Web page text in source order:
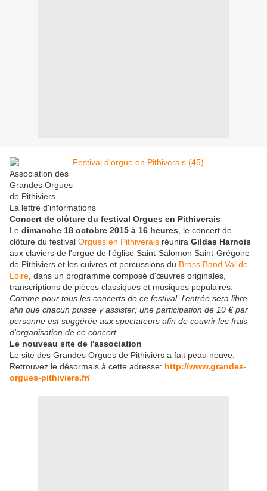
Association des
Grandes Orgues
de Pithiviers
La lettre d'informations
Concert de clôture du festival Orgues en Pithiverais
Le dimanche 18 octobre 2015 à 16 heures , le concert de
clôture du festival Orgues en Pithiverais réunira Gildas Harnois
aux claviers de l'orgue de l'église Saint-Salomon Saint-Grégoire
de Pithiviers et les cuivres et percussions du Brass Band Val de
Loire , dans un programme composé d'œuvres originales,
transcriptions de pièces classiques et musiques populaires.
Comme pour tous les concerts de ce festival, l'entrée sera libre
afin que chacun puisse y assister; une participation de 10 € par
personne est suggérée aux spectateurs afin de couvrir les frais
d'organisation de ce concert.
Le nouveau site de l'association
Le site des Grandes Orgues de Pithiviers a fait peau neuve.
Retrouvez le désormais à cette adresse: http://www.grandes-
orgues-pithiviers.fr/